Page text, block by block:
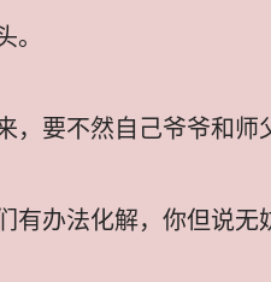
。
，要不然自己爷爷和师
有办法化解，你但说